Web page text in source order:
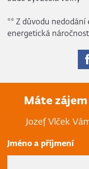
** Z důvodu
energetická
Máte
Jozef Vlček
Jméno a příjmení